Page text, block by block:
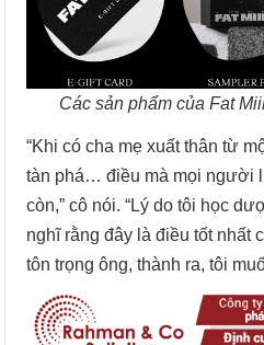
Các sản phẩm của Fat
“Khi có cha mẹ xuất thân từ
tàn phá… điều mà mọi người
còn,” cô nói. “Lý do tôi học
nghĩ rằng đây là điều tốt nhất
tôn trọng ông, thành ra, tôi